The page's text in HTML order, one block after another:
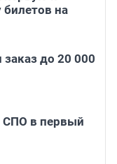
на
до 20 000
СПО в первый